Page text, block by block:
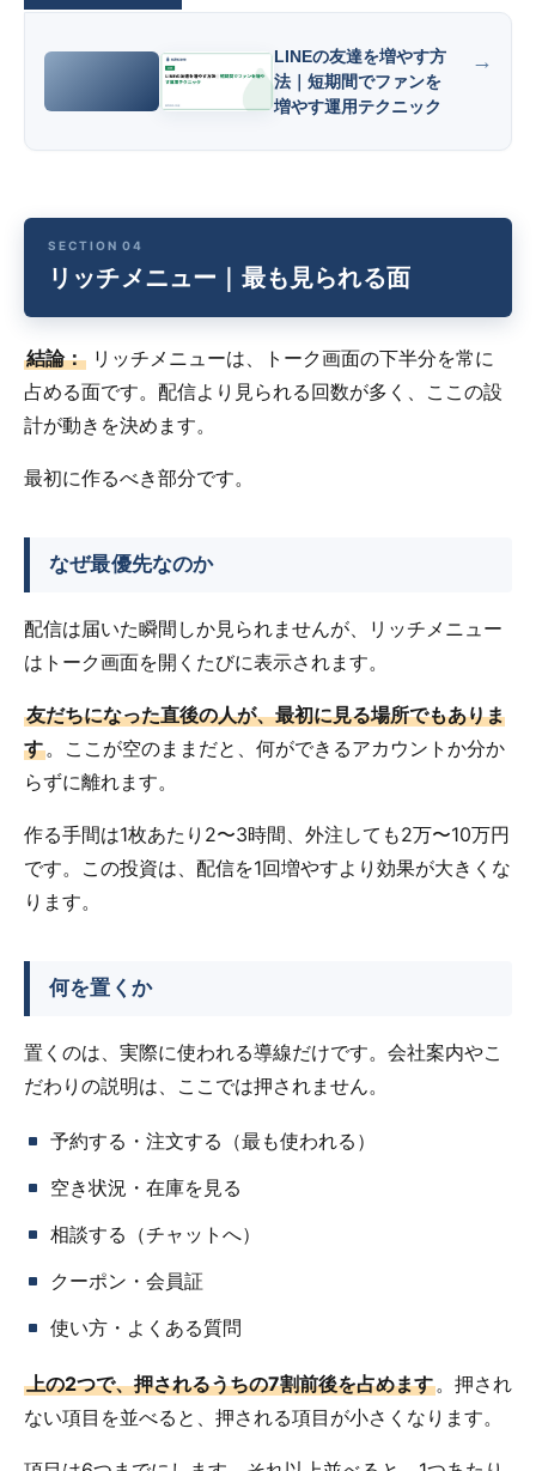
LINEの友達を増やす方
法｜短期間でファンを
増やす運用テクニック
リッチメニュー｜最も見られる面
結論： リッチメニューは、トーク画面の下半分を常に
占める面です。配信より見られる回数が多く、ここの設
計が動きを決めます。
最初に作るべき部分です。
なぜ最優先なのか
配信は届いた瞬間しか見られませんが、リッチメニュー
はトーク画面を開くたびに表示されます。
友だちになった直後の人が、最初に見る場所でもありま
す。ここが空のままだと、何ができるアカウントか分か
らずに離れます。
作る手間は1枚あたり2〜3時間、外注しても2万〜10万円
です。この投資は、配信を1回増やすより効果が大きくな
ります。
何を置くか
置くのは、実際に使われる導線だけです。会社案内やこ
だわりの説明は、ここでは押されません。
予約する・注文する（最も使われる）
空き状況・在庫を見る
相談する（チャットへ）
クーポン・会員証
使い方・よくある質問
上の2つで、押されるうちの7割前後を占めます。押され
ない項目を並べると、押される項目が小さくなります。